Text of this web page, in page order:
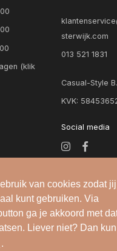
van cookies zodat jij
kunt gebruiken. Via
ga je akkoord met
Liever niet? Dan
.
(klik
sterwijk.com
013 521 1831
Casual-Style
KVK:
Social media